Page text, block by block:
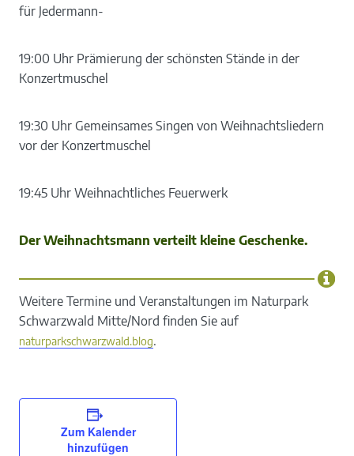
für Jedermann-
19:00 Uhr Prämierung der schönsten Stände in der
Konzertmuschel
19:30 Uhr Gemeinsames Singen von Weihnachtsliedern
vor der Konzertmuschel
19:45 Uhr Weihnachtliches Feuerwerk
Der Weihnachtsmann verteilt kleine Geschenke.
Weitere Termine und Veranstaltungen im Naturpark
Schwarzwald Mitte/Nord finden Sie auf
naturparkschwarzwald.blog.
Zum Kalender
hinzufügen